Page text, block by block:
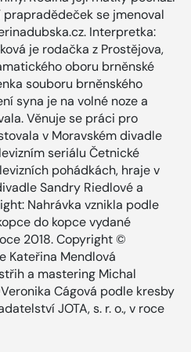
prapradědeček se jmenoval
Interpretka:
je rodačka z Prostějova,
oboru brněnské
souboru brněnského
syna je na volné noze a
Věnuje se práci pro
v Moravském divadle
seriálu Četnické
pohádkách, hraje v
Sandry Riedlové a
Nahrávka vznikla podle
do kopce vydané
2018. Copyright ©
Kateřina Mendlová
a mastering Michal
Cágová podle kresby
JOTA, s. r. o., v roce